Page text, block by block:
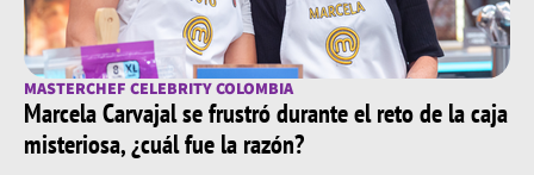
MASTERCHEF CELEBRITY COLOMBIA
Marcela Carvajal se frustró durante el reto de la caja
misteriosa, ¿cuál fue la razón?